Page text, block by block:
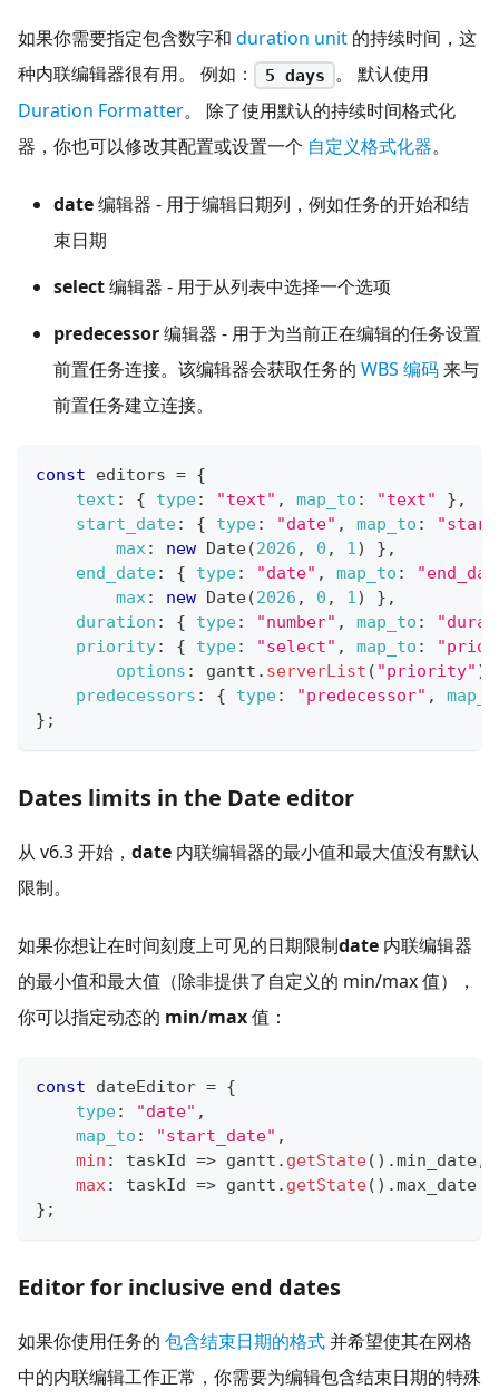
如果你需要指定包含数字和 duration unit 的持续时间，这
种内联编辑器很有用。 例如：
5 days
。 默认使用
Duration Formatter。 除了使用默认的持续时间格式化
器，你也可以修改其配置或设置一个 自定义格式化器。
date编辑器 - 用于编辑日期列，例如任务的开始和结
束日期
select编辑器 - 用于从列表中选择一个选项
predecessor编辑器 - 用于为当前正在编辑的任务设置
前置任务连接。该编辑器会获取任务的 WBS 编码来与
前置任务建立连接。
const editors = {
text : { type: "text" , map_to : "text" } ,
start_date: { type: "date" , map_to :
max: new Date(2026 , 0 , 1) } ,
end_date: { type: "date" , map_to :
max: new Date(2026 , 0 , 1) } ,
duration : { type: "number" , map_to :
priority: { type: "select" , map_to :
options : gantt . serverList ( "priority" )
predecessors : { type: "predecessor" ,
} ;
Dates limits in the Date editor
从 v6.3 开始， date 内联编辑器的最小值和最大值没有默认
限制。
如果你想让在时间刻度上可见的日期限制date 内联编辑器
的最小值和最大值（除非提供了自定义的 min/max 值），
你可以指定动态的 min/max值：
const dateEditor = {
type: "date" ,
map_to : "start_date" ,
min : taskId => gantt . getState( ) .min_date,
max: taskId => gantt . getState( ) .max_date
} ;
Editor for inclusive end dates
如果你使用任务的 包含结束日期的格式并希望使其在网格
中的内联编辑工作正常，你需要为编辑包含结束日期的特殊